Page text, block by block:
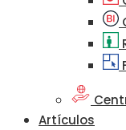
Artículos